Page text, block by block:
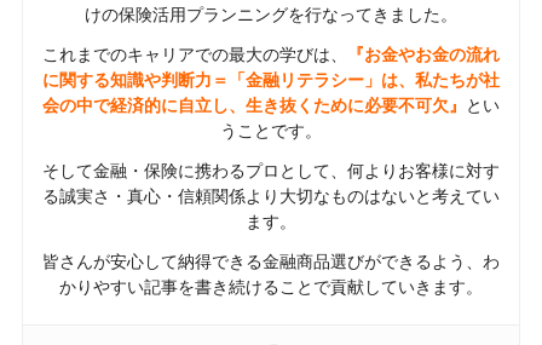
けの保険活用プランニングを行なってきました。
これまでのキャリアでの最大の学びは、
『お金やお金の流れ
に関する知識や判断力＝「金融リテラシー」は、私たちが社
会の中で経済的に自立し、生き抜くために必要不可欠』
とい
うことです。
そして金融・保険に携わるプロとして、何よりお客様に対す
る誠実さ・真心・信頼関係より大切なものはないと考えてい
ます。
皆さんが安心して納得できる金融商品選びができるよう、わ
かりやすい記事を書き続けることで貢献していきます。